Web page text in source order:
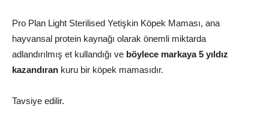
Pro Plan Light Sterilised Yetişkin Köpek Maması, ana
hayvansal protein kaynağı olarak önemli miktarda
adlandırılmış et kullandığı ve böylece markaya 5 yıldız
kazandıran kuru bir köpek mamasıdır.
Tavsiye edilir.